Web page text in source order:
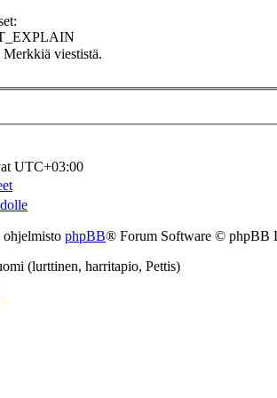
Merkkiä viestistä.
UTC+03:00
phpBB® Forum Software © phpBB
(lurttinen, harritapio, Pettis)